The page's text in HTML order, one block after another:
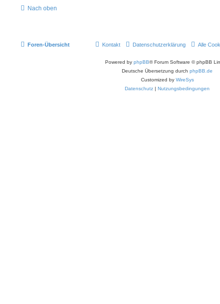
Nach oben
Foren-Übersicht Alle
Datenschutzerklärung
Kontakt
Powered by phpBB® Forum Software © phpBB
Deutsche Übersetzung durch phpBB.de
Customized by WireSys
Datenschutz
Nutzungsbedingungen